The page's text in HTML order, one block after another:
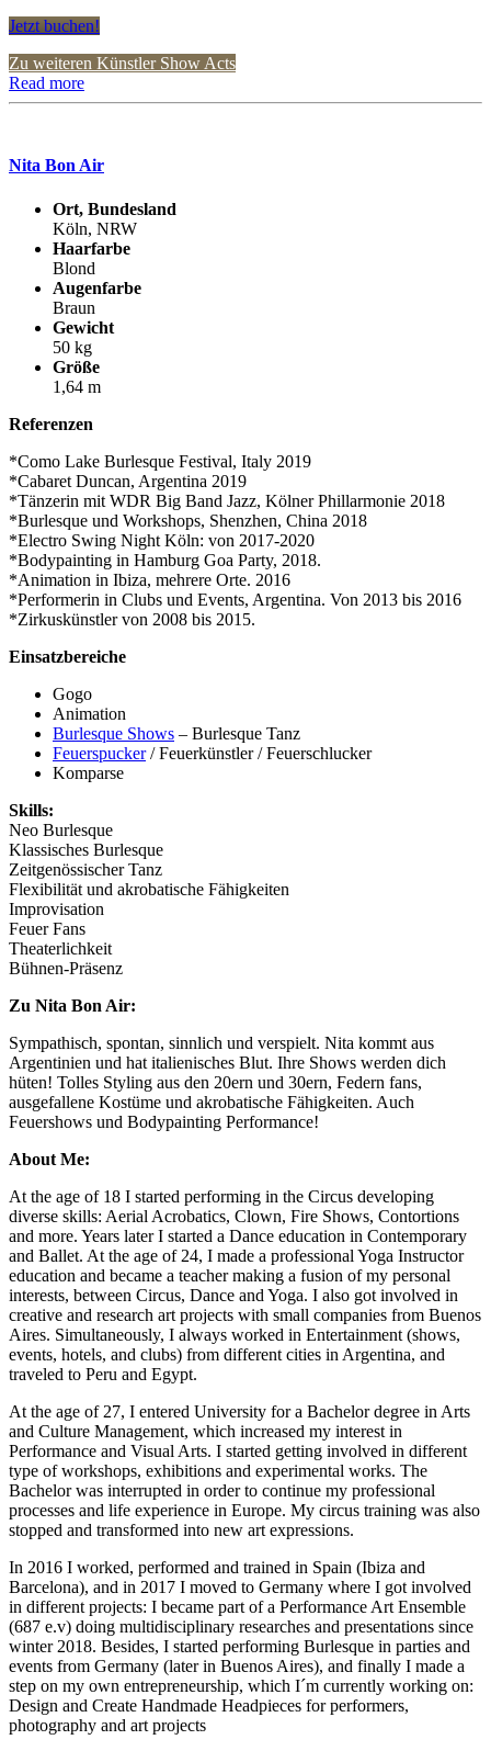
Jetzt buchen!
Zu weiteren Künstler Show Acts
Read more
Nita Bon Air
Ort, Bundesland
Köln, NRW
Haarfarbe
Blond
Augenfarbe
Braun
Gewicht
50 kg
Größe
1,64 m
Referenzen
*Como Lake Burlesque Festival, Italy 2019
*Cabaret Duncan, Argentina 2019
*Tänzerin mit WDR Big Band Jazz, Kölner Phillarmonie 2018
*Burlesque und Workshops, Shenzhen, China 2018
*Electro Swing Night Köln: von 2017-2020
*Bodypainting in Hamburg Goa Party, 2018.
*Animation in Ibiza, mehrere Orte. 2016
*Performerin in Clubs und Events, Argentina. Von 2013 bis 2016
*Zirkuskünstler von 2008 bis 2015.
Einsatzbereiche
Gogo
Animation
Burlesque Shows – Burlesque Tanz
Feuerspucker/ Feuerkünstler / Feuerschlucker
Komparse
Skills:
Neo Burlesque
Klassisches Burlesque
Zeitgenössischer Tanz
Flexibilität und akrobatische Fähigkeiten
Improvisation
Feuer Fans
Theaterlichkeit
Bühnen-Präsenz
Zu Nita Bon Air:
Sympathisch, spontan, sinnlich und verspielt. Nita kommt aus
Argentinien und hat italienisches Blut. Ihre Shows werden dich
hüten! Tolles Styling aus den 20ern und 30ern, Federn fans,
ausgefallene Kostüme und akrobatische Fähigkeiten. Auch
Feuershows und Bodypainting Performance!
About Me:
At the age of 18 I started performing in the Circus developing
diverse skills: Aerial Acrobatics, Clown, Fire Shows, Contortions
and more. Years later I started a Dance education in Contemporary
and Ballet. At the age of 24, I made a professional Yoga Instructor
education and became a teacher making a fusion of my personal
interests, between Circus, Dance and Yoga. I also got involved in
creative and research art projects with small companies from Buenos
Aires. Simultaneously, I always worked in Entertainment (shows,
events, hotels, and clubs) from different cities in Argentina, and
traveled to Peru and Egypt.
At the age of 27, I entered University for a Bachelor degree in Arts
and Culture Management, which increased my interest in
Performance and Visual Arts. I started getting involved in different
type of workshops, exhibitions and experimental works. The
Bachelor was interrupted in order to continue my professional
processes and life experience in Europe. My circus training was also
stopped and transformed into new art expressions.
In 2016 I worked, performed and trained in Spain (Ibiza and
Barcelona), and in 2017 I moved to Germany where I got involved
in different projects: I became part of a Performance Art Ensemble
(687 e.v) doing multidisciplinary researches and presentations since
winter 2018. Besides, I started performing Burlesque in parties and
events from Germany (later in Buenos Aires), and finally I made a
step on my own entrepreneurship, which I´m currently working on:
Design and Create Handmade Headpieces for performers,
photography and art projects